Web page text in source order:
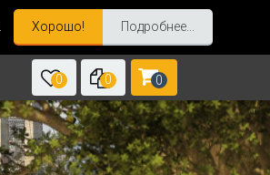
Хорошо! Подробнее...
0 0 0